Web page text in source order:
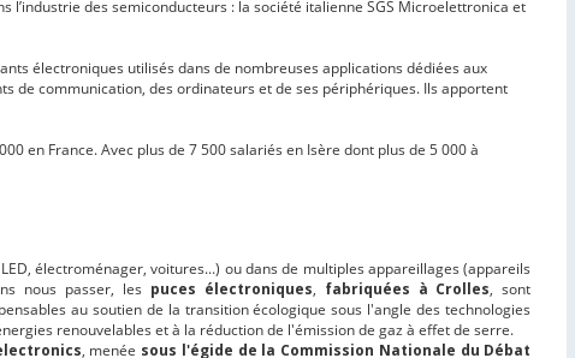
l’industrie des semiconducteurs : la société italienne SGS Microelettronica et
électroniques utilisés dans de nombreuses applications dédiées aux
de communication, des ordinateurs et de ses périphériques. Ils apportent
en France. Avec plus de 7 500 salariés en Isère dont plus de 5 000 à
électroménager, voitures...) ou dans de multiples appareillages (appareils
nous passer, les puces électroniques, fabriquées à Crolles, sont
au soutien de la transition écologique sous l'angle des technologies
renouvelables et à la réduction de l'émission de gaz à effet de serre.
, menée sous l'égide de la Commission Nationale du Débat